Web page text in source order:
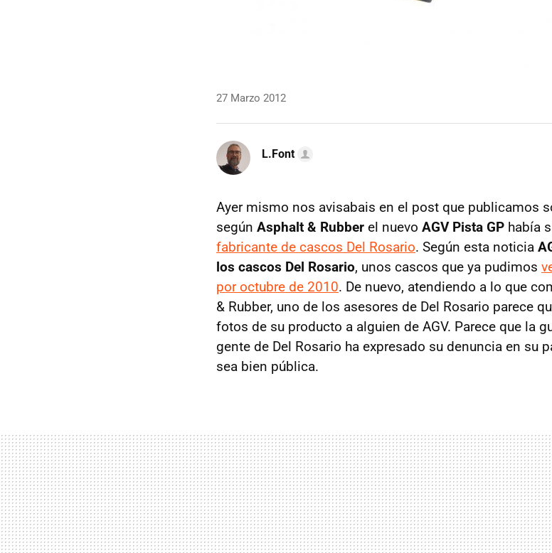
27 Marzo 2012
L.Font
Ayer mismo nos avisabais en el post que publicamos
según Asphalt & Rubber el nuevo AGVPista GP había
fabricante de cascos Del Rosario. Según esta noticia
los cascos Del Rosario, unos cascos que ya pudimos
por octubre de 2010. De nuevo, atendiendo a lo que
& Rubber, uno de los asesores de Del Rosario parece
fotos de su producto a alguien de AGV. Parece que la
gente de Del Rosario ha expresado su denuncia en su
sea bien pública.